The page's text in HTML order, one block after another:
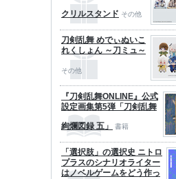
クリルスタンド その他
刀剣乱舞 めでぃぬいこ
れくしょん ～刀ミュ～
その他
『刀剣乱舞ONLINE』公式
設定画集第5弾「刀剣乱舞
絢爛図録 五」 書籍
「選択肢」の選択史 ニトロ
プラスのシナリオライター
はノベルゲームをどう作っ